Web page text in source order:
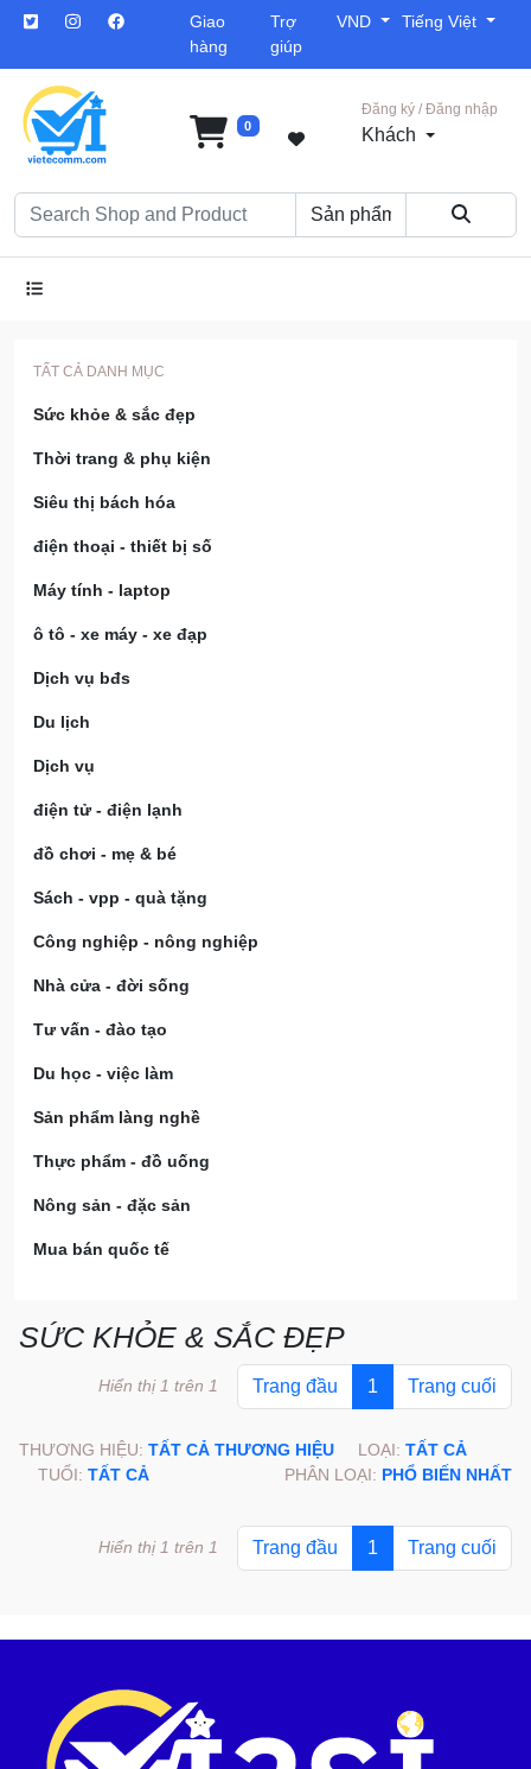
Giao
hàng
Trợ
giúp
VND Tiếng Việt
0
Đăng ký / Đăng nhập
Khách
TẤT CẢ DANH MỤC
Sức khỏe & sắc đẹp
Thời trang & phụ kiện
Siêu thị bách hóa
điện thoại - thiết bị số
Máy tính - laptop
ô tô - xe máy - xe đạp
Dịch vụ bđs
Du lịch
Dịch vụ
điện tử - điện lạnh
đồ chơi - mẹ & bé
Sách - vpp - quà tặng
Công nghiệp - nông nghiệp
Nhà cửa - đời sống
Tư vấn - đào tạo
Du học - việc làm
Sản phẩm làng nghề
Thực phẩm - đồ uống
Nông sản - đặc sản
Mua bán quốc tế
SỨC KHỎE & SẮC ĐẸP
Trang đầu 1 Trang cuối
Hiển thị 1 trên 1
THƯƠNG HIỆU: TẤT CẢ THƯƠNG HIỆU LOẠI: TẤT CẢ
TUỔI: TẤT CẢ PHÂN LOẠI: PHỔ BIẾN NHẤT
Trang đầu 1 Trang cuối
Hiển thị 1 trên 1